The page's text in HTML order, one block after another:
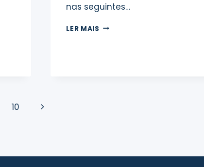
nas seguintes…
LER MAIS INTERRUPÇÃO
10
Next